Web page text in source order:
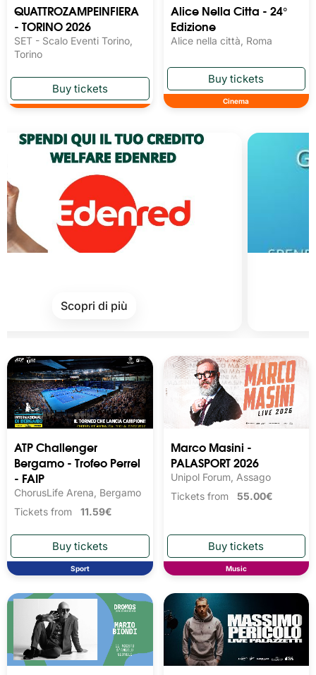
QUATTROZAMPEINFIERA
- TORINO 2026
SET - Scalo Eventi Torino,
Torino
Alice Nella Citta - 24°
Edizione
Alice nella città, Roma
Cinema
ATP Challenger
Bergamo - Trofeo Perrel
- FAIP
ChorusLife Arena, Bergamo
Tickets from 11.59€
Sport
Marco Masini -
PALASPORT 2026
Unipol Forum, Assago
Tickets from 55.00€
Music
Scopri di più